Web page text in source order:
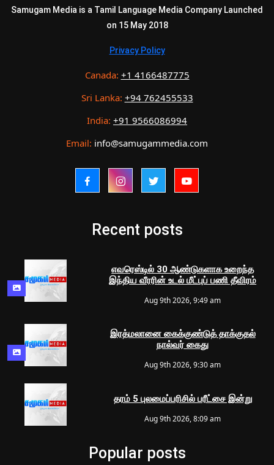
Samugam Media is a Tamil Language Media Company Launched
on 15 May 2018
Privacy Policy
Canada: +1 4166487775
Sri Lanka: +94 762455533
India: +91 9566086994
Email: info@samugammedia.com
Recent posts
எவரெஸ்டில் 30 ஆண்டுகளாக உறைந்த
இந்திய வீரரின் உடல் மீட்புப் பணி தீவிரம்
Aug 9th 2026, 9:49 am
இரத்மலானை கைக்குண்டுத் தாக்குதல்
நால்வர் கைது
Aug 9th 2026, 9:30 am
தரம் 5 புலமைப்பரிசில் பரீட்சை இன்று
Aug 9th 2026, 8:09 am
Popular posts